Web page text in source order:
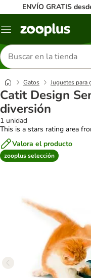
ENVÍO GRATIS
Menú
Buscar
productos
Gatos Juguetes para
Catit Design
diversión
1 unidad
This is a stars rating area
Valora el producto
zooplus selección